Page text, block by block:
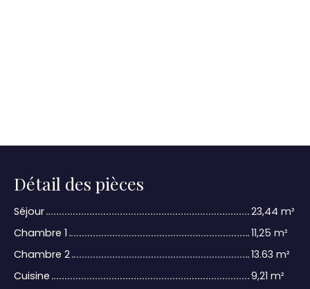
Détail des pièces
Séjour
23,44 m²
Chambre 1
11,25 m²
Chambre 2
13.63 m²
Cuisine
9,21 m²